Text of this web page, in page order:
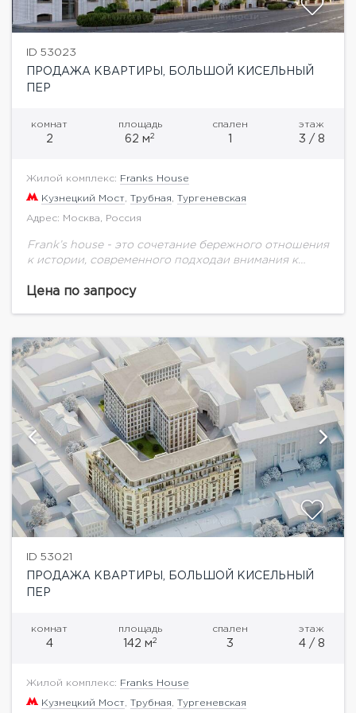
ID 53023
ПРОДАЖА КВАРТИРЫ, БОЛЬШОЙ КИСЕЛЬНЫЙ
ПЕР
комнат
2
площадь
62 м2
спален
1
этаж
3 / 8
Жилой комплекс: Franks House
Кузнецкий Мост Трубная Тургеневская
Адрес: Москва, Россия
Frank’s house - это сочетание бережного отношения
к истории, современного подходаи внимания к
FRANK— реконструкцияпрестижного доходного
Цена по запросу
ID 53021
ПРОДАЖА КВАРТИРЫ, БОЛЬШОЙ КИСЕЛЬНЫЙ
ПЕР
комнат
4
площадь
142 м2
спален
3
этаж
4 / 8
Жилой комплекс: Franks House
Кузнецкий Мост Трубная Тургеневская